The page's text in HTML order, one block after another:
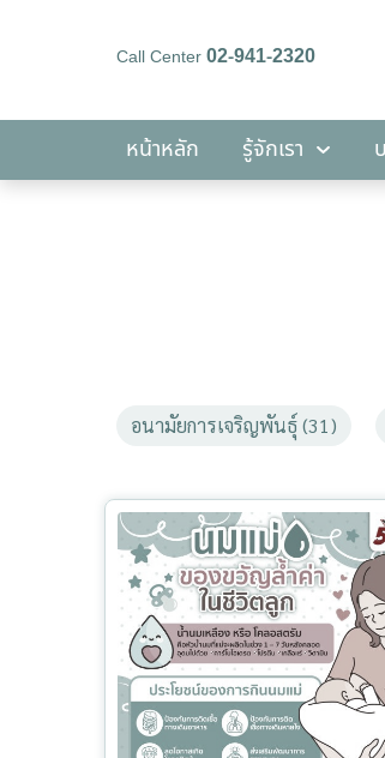
Call Center02-941-2320
หน้าหลัก รู้จักเรา
อนามัยการเจริญพันธุ์ (31)